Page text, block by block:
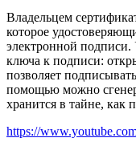
Владельцем
которое
электронной подписи.
ключа к подписи:
позволяет
помощью можно
хранится в тайне, как
https://